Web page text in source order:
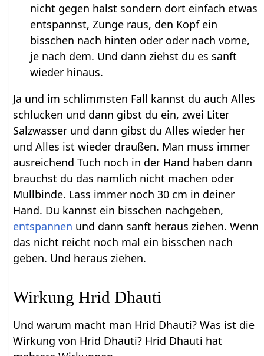
nicht gegen hälst sondern dort einfach etwas
entspannst, Zunge raus, den Kopf ein
bisschen nach hinten oder oder nach vorne,
je nach dem. Und dann ziehst du es sanft
wieder hinaus.
Ja und im schlimmsten Fall kannst du auch Alles
schlucken und dann gibst du ein, zwei Liter
Salzwasser und dann gibst du Alles wieder her
und Alles ist wieder draußen. Man muss immer
ausreichend Tuch noch in der Hand haben dann
brauchst du das nämlich nicht machen oder
Mullbinde. Lass immer noch 30 cm in deiner
Hand. Du kannst ein bisschen nachgeben,
entspannen und dann sanft heraus ziehen. Wenn
das nicht reicht noch mal ein bisschen nach
geben. Und heraus ziehen.
Wirkung Hrid Dhauti
Und warum macht man Hrid Dhauti? Was ist die
Wirkung von Hrid Dhauti? Hrid Dhauti hat